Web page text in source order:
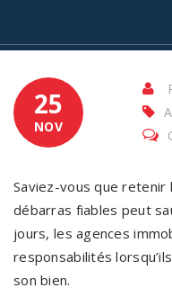
25
NOV
Saviez-vous que
débarras fiables peut
jours, les agences
responsabilités
son bien.